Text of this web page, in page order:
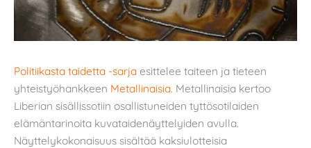
Politiikasta taidetta -sarja esittelee taiteen ja tieteen
yhteistyöhankkeen Metallinaisia. Metallinaisia kertoo
Liberian sisällissotiin osallistuneiden tyttösotilaiden
elämäntarinoita kuvataidenäyttelyiden avulla.
Näyttelykokonaisuus sisältää kaksiulotteisia